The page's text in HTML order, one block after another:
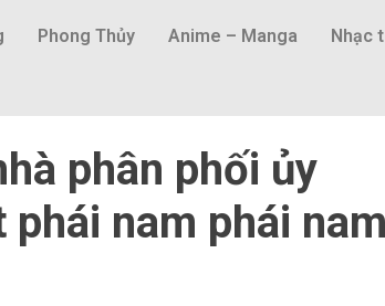
Phong Thủy Anime – Manga Nhạc
phân phối ủy
nam phái